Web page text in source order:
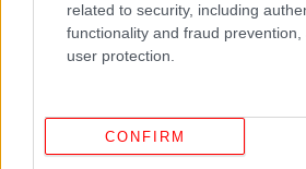
related to security, including
functionality and fraud
user protection.
CONFIRM